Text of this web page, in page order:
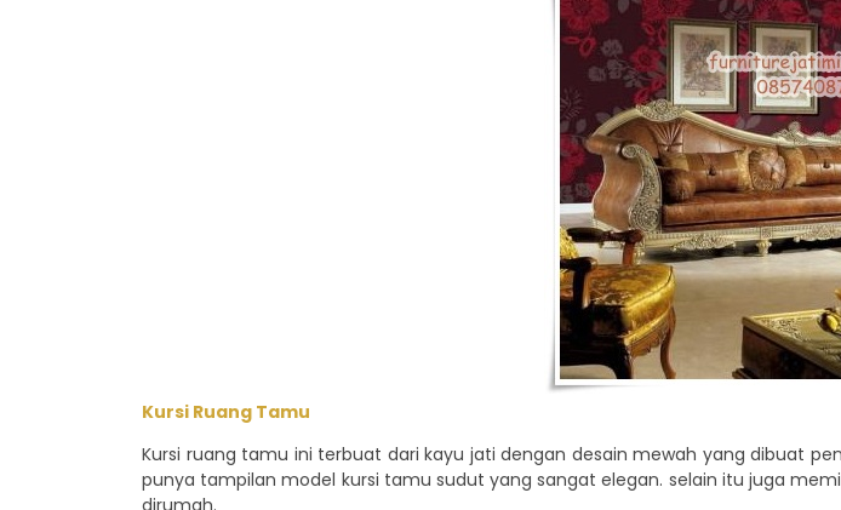
Kursi Ruang Tamu
Kursi ruang tamu ini terbuat dari kayu jati dengan desain mewah yang dibuat
punya tampilan model kursi tamu sudut yang sangat elegan. selain itu juga
dirumah.